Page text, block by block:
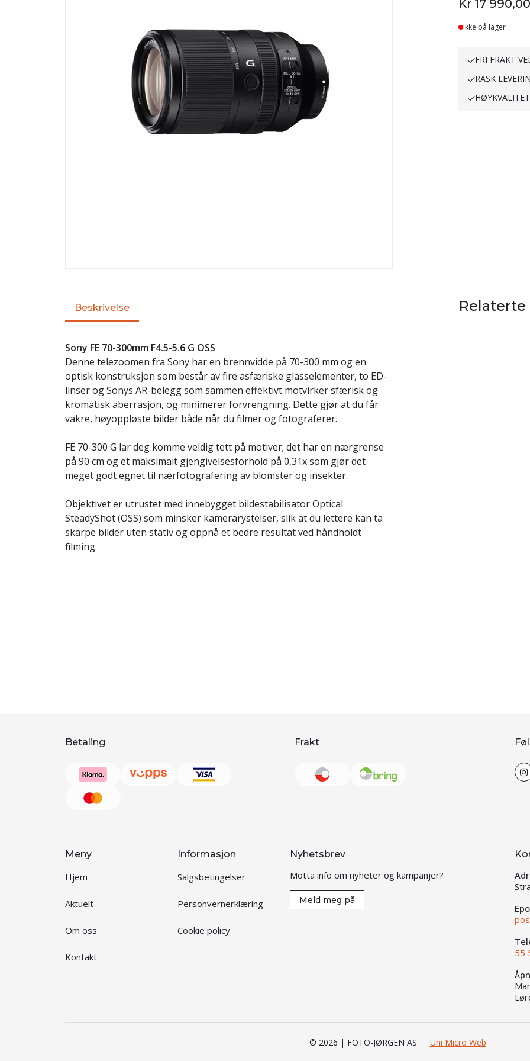
Kr 17 990,00
Ikke på lager
FRI FRAKT
RASK
Beskrivelse
Sony FE 70-300mm F4.5-5.6 G OSS
Denne telezoomen fra Sony har en brennvidde på 70-300 mm og en
optisk konstruksjon som består av fire asfæriske glasselementer, to ED-
linser og Sonys AR-belegg som sammen effektivt motvirker sfærisk og
kromatisk aberrasjon, og minimerer forvrengning. Dette gjør at du får
vakre, høyoppløste bilder både når du filmer og fotograferer.
FE 70-300 G lar deg komme veldig tett på motiver; det har en nærgrense
på 90 cm og et maksimalt gjengivelsesforhold på 0,31x som gjør det
meget godt egnet til nærfotografering av blomster og insekter.
Objektivet er utrustet med innebygget bildestabilisator Optical
SteadyShot (OSS) som minsker kamerarystelser, slik at du lettere kan ta
skarpe bilder uten stativ og oppnå et bedre resultat ved håndholdt
filming.
Betaling Frakt
Meny
Hjem
Aktuelt
Om oss
Kontakt
Informasjon
Salgsbetingelser
Personvernerklæring
Cookie policy
Nyhetsbrev
Motta info om nyheter og kampanjer?
Meld meg på
55
© 2026 | FOTO-JØRGEN AS Uni Micro Web